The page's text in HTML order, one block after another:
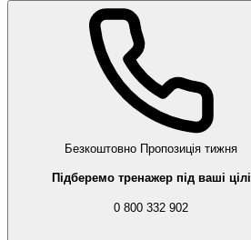
Безкоштовно Пропозиція тижня
Підберемо тренажер під ваші цілі
0 800 332 902